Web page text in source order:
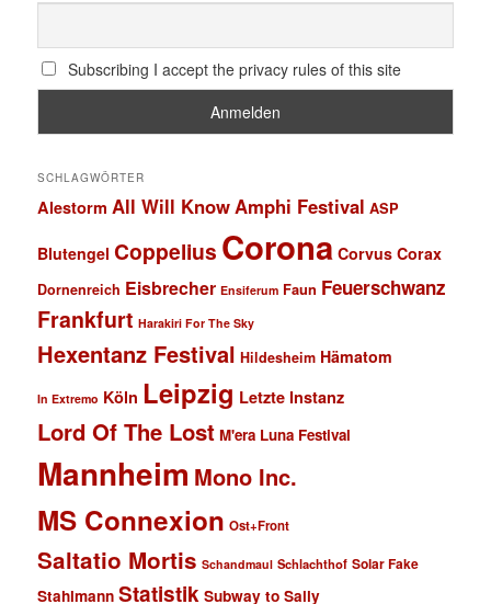
Subscribing I accept the privacy rules of this site
SCHLAGWÖRTER
Alestorm All Will KnowAmphi Festival ASP
Blutengel Coppelius Corona Corvus Corax
Dornenreich Eisbrecher Ensiferum Faun Feuerschwanz
Frankfurt Harakiri For The Sky
Hexentanz Festival Hildesheim Hämatom
In Extremo Köln Leipzig Letzte Instanz
Lord Of The Lost M'era Luna Festival
Mannheim Mono Inc.
MS Connexion Ost+Front
Saltatio Mortis Schandmaul Schlachthof Solar Fake
Stahlmann Statistik Subway to Sally